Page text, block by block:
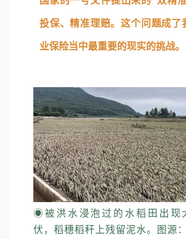
投保、精准理赔。这个问题成了
业保险当中最重要的现实的挑战。
◉被洪水浸泡过的水稻田出现
伏，稻穗稻秆上残留泥水。图源